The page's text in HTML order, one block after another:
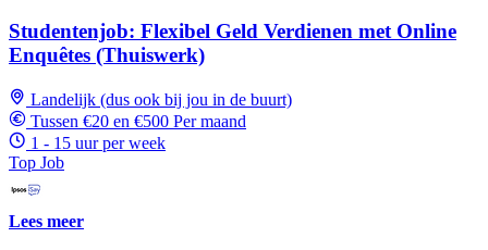
Studentenjob: Flexibel Geld Verdienen met Online
Enquêtes (Thuiswerk)
Landelijk (dus ook bij jou in de buurt)
Tussen €20 en €500 Per maand
1 - 15 uur per week
Top Job
Lees meer